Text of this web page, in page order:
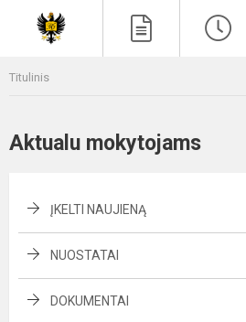
Titulinis
Aktualu mokytojams
ĮKELTI NAUJIENĄ
NUOSTATAI
DOKUMENTAI